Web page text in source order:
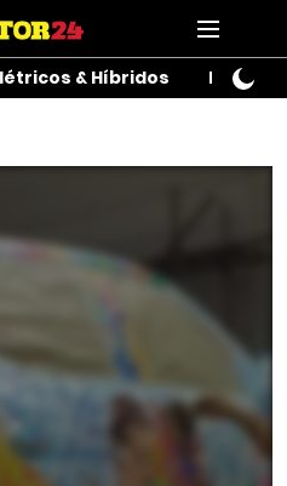
& Híbridos Motos